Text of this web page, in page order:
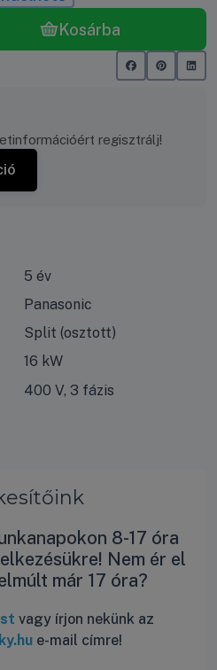
Kosárba
regisztrálj!
5 év
Panasonic
Split (osztott)
16 kW
esetén, 7°C-os száraz
400 V, 3 fázis
8-17 óra
Nem ér el
már 17 óra?
vagy írjon nekünk az
e-mail címre!